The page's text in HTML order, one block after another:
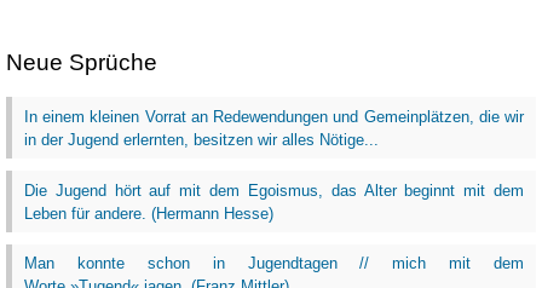
Neue Sprüche
In einem kleinen Vorrat an Redewendungen und Gemeinplätzen, die wir
in der Jugend erlernten, besitzen wir alles Nötige...
Die Jugend hört auf mit dem Egoismus, das Alter beginnt mit dem
Leben für andere. (Hermann Hesse)
Man konnte schon in Jugendtagen // mich mit dem